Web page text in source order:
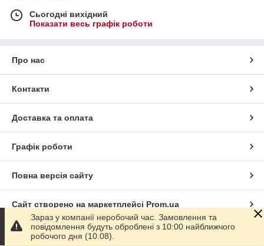
Сьогодні вихідний
Показати весь графік роботи
Про нас
Контакти
Доставка та оплата
Графік роботи
Повна версія сайту
Сайт створено на маркетплейсі Prom.ua
Політика конфіденційності
Зараз у компанії неробочий час. Замовлення та
повідомлення будуть оброблені з 10:00 найближчого
робочого дня (10.08).